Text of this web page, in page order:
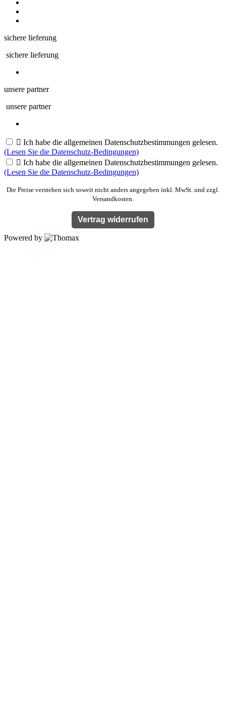
sichere lieferung
sichere lieferung
unsere partner
unsere partner
 Ich habe die allgemeinen Datenschutzbestimmungen gelesen.
(Lesen Sie die Datenschutz-Bedingungen)
 Ich habe die allgemeinen Datenschutzbestimmungen gelesen.
(Lesen Sie die Datenschutz-Bedingungen)
Die Preise verstehen sich soweit nicht anders angegeben inkl. MwSt. und zzgl.
Versandkosten.
Vertrag widerrufen
Powered by